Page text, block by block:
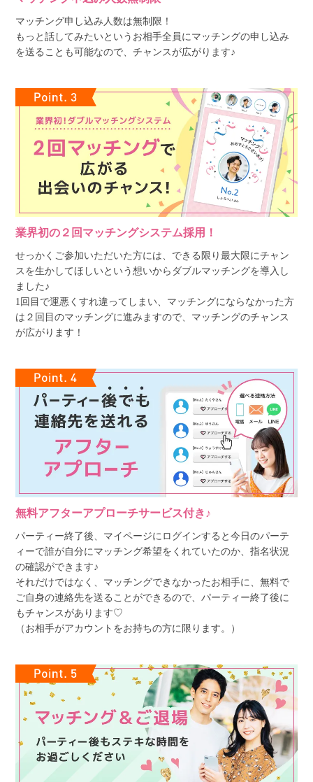
マッチング申し込み人数は無制限！
もっと話してみたいというお相手全員にマッチングの申し込み
を送ることも可能なので、チャンスが広がります♪
業界初の２回マッチングシステム採用！
せっかくご参加いただいた方には、できる限り最大限にチャン
スを生かしてほしいという想いからダブルマッチングを導入し
ました♪
1回目で運悪くすれ違ってしまい、マッチングにならなかった方
は２回目のマッチングに進みますので、マッチングのチャンス
が広がります！
無料アフターアプローチサービス付き♪
パーティー終了後、マイページにログインすると今日のパーテ
ィーで誰が自分にマッチング希望をくれていたのか、指名状況
の確認ができます♪
それだけではなく、マッチングできなかったお相手に、無料で
ご自身の連絡先を送ることができるので、パーティー終了後に
もチャンスがあります♡
（お相手がアカウントをお持ちの方に限ります。）